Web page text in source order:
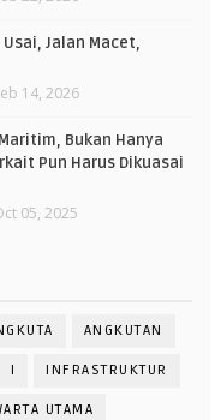
Jalan Macet,
14, 2026
Bukan Hanya
Pun Harus Dikuasai
05, 2025
ANGKUTAN
I INFRASTRUKTUR
UTAMA